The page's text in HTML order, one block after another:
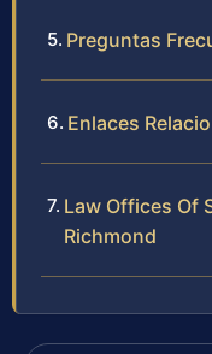
Preguntas
Enlaces
Law Offices Of
Richmond